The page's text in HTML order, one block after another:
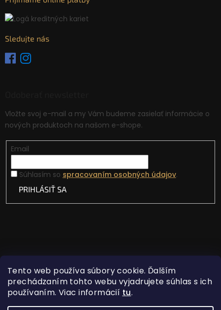
Tento web používa súbory cookie. Ďalším
prechádzaním tohto webu vyjadrujete súhlas s ich
používaním. Viac informácií tu.
Sledujte nás
Vložte svoj e-mail a my Vám budeme zasielať informácie o
nových produktoch na našom e-shope.
Email
Súhlasím so spracovaním osobných údajov.
PRIHLÁSIŤ SA
Vytvoril Shoptet